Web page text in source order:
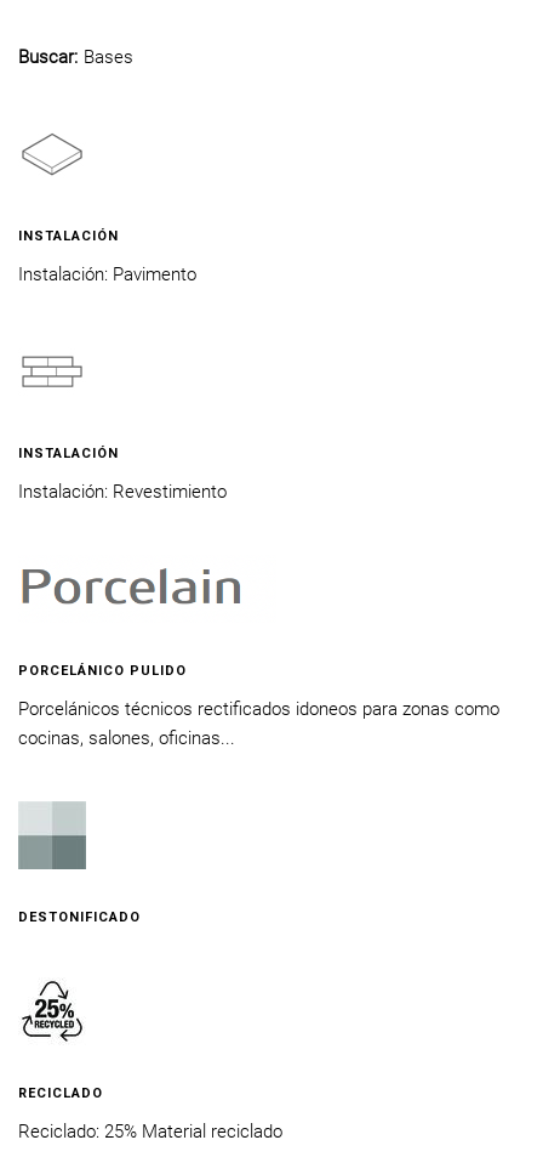
Buscar: Bases
INSTALACIÓN
Instalación: Pavimento
INSTALACIÓN
Instalación: Revestimiento
PORCELÁNICO PULIDO
Porcelánicos técnicos rectificados idoneos para zonas como
cocinas, salones, oficinas...
DESTONIFICADO
RECICLADO
Reciclado: 25% Material reciclado